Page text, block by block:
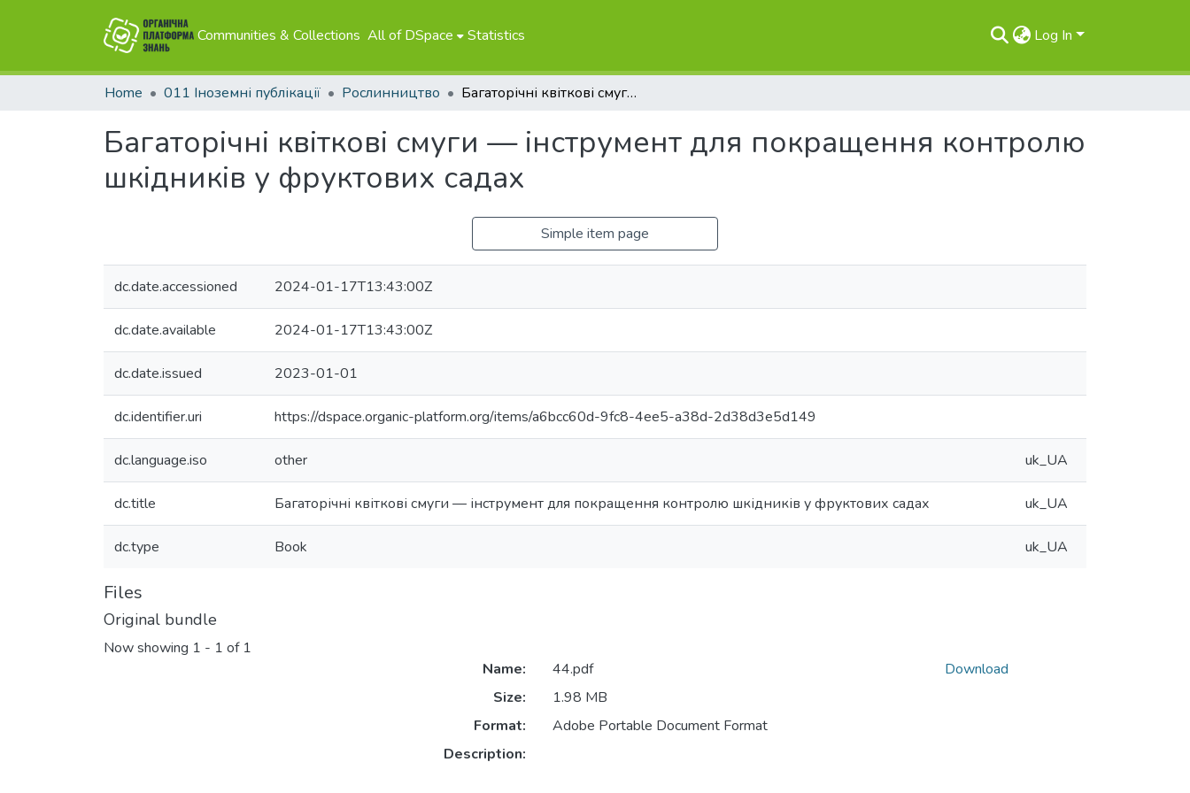
Communities & Collections All of DSpace Statistics Log In
Home 011 Іноземні публікації Рослинництво Багаторічні квіткові смуги — інструмент для покращення контролю шкідників у фруктових садах
Багаторічні квіткові смуги — інструмент для покращення контролю
шкідників у фруктових садах
Simple item page
dc.date.accessioned 2024-01-17T13:43:00Z
dc.date.available 2024-01-17T13:43:00Z
dc.date.issued 2023-01-01
dc.identifier.uri https://dspace.organic-platform.org/items/a6bcc60d-9fc8-4ee5-a38d-2d38d3e5d149
dc.language.iso other uk_UA
dc.title Багаторічні квіткові смуги — інструмент для покращення контролю шкідників у фруктових садах uk_UA
dc.type Book uk_UA
Files
Original bundle
Now showing 1 - 1 of 1
Name:
44.pdf
Size:
1.98 MB
Format:
Adobe Portable Document Format
Description:
Download